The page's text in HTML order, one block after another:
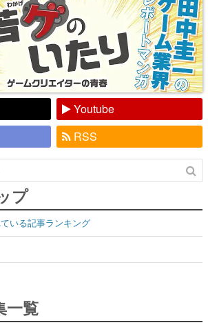
Youtube
RSS
プ
いる記事ランキング
一覧